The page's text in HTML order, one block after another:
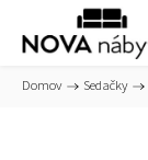
Domov / Sedačky /